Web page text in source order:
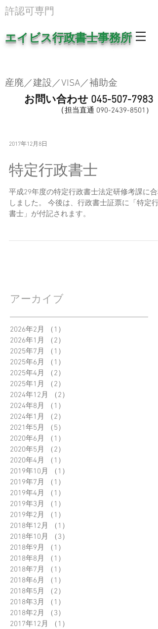
​許認可専門
エイビス行政書士事務所
産廃／建設／VISA／補助金
お問い合わせ 045-507-7983
（担当直通 090-2439-8501 ​）
2017年12月8日
特定行政書士
平成29年度の特定行政書士法定研修考課に合
しました。 今後は、行政書士証票に「特定行
書士」が付記されます。
アーカイブ
2026年2月 （1）
2026年1月
（2）
2025年7月
（1）
2025年6月
（1）
2025年4月
（2）
2025年1月
（2）
2024年12月
（2）
2024年8月
（1）
2024年1月
（2）
2021年5月
（5）
2020年6月
（1）
2020年5月
（2）
2020年4月
（1）
2019年10月
（1）
2019年7月
（1）
2019年4月
（1）
2019年3月
（1）
2019年2月
（1）
2018年12月
（1）
2018年10月
（3）
2018年9月
（1）
2018年8月
（1）
2018年7月
（1）
2018年6月
（1）
2018年5月
（2）
2018年3月
（1）
2018年2月
（3）
2017年12月
（1）